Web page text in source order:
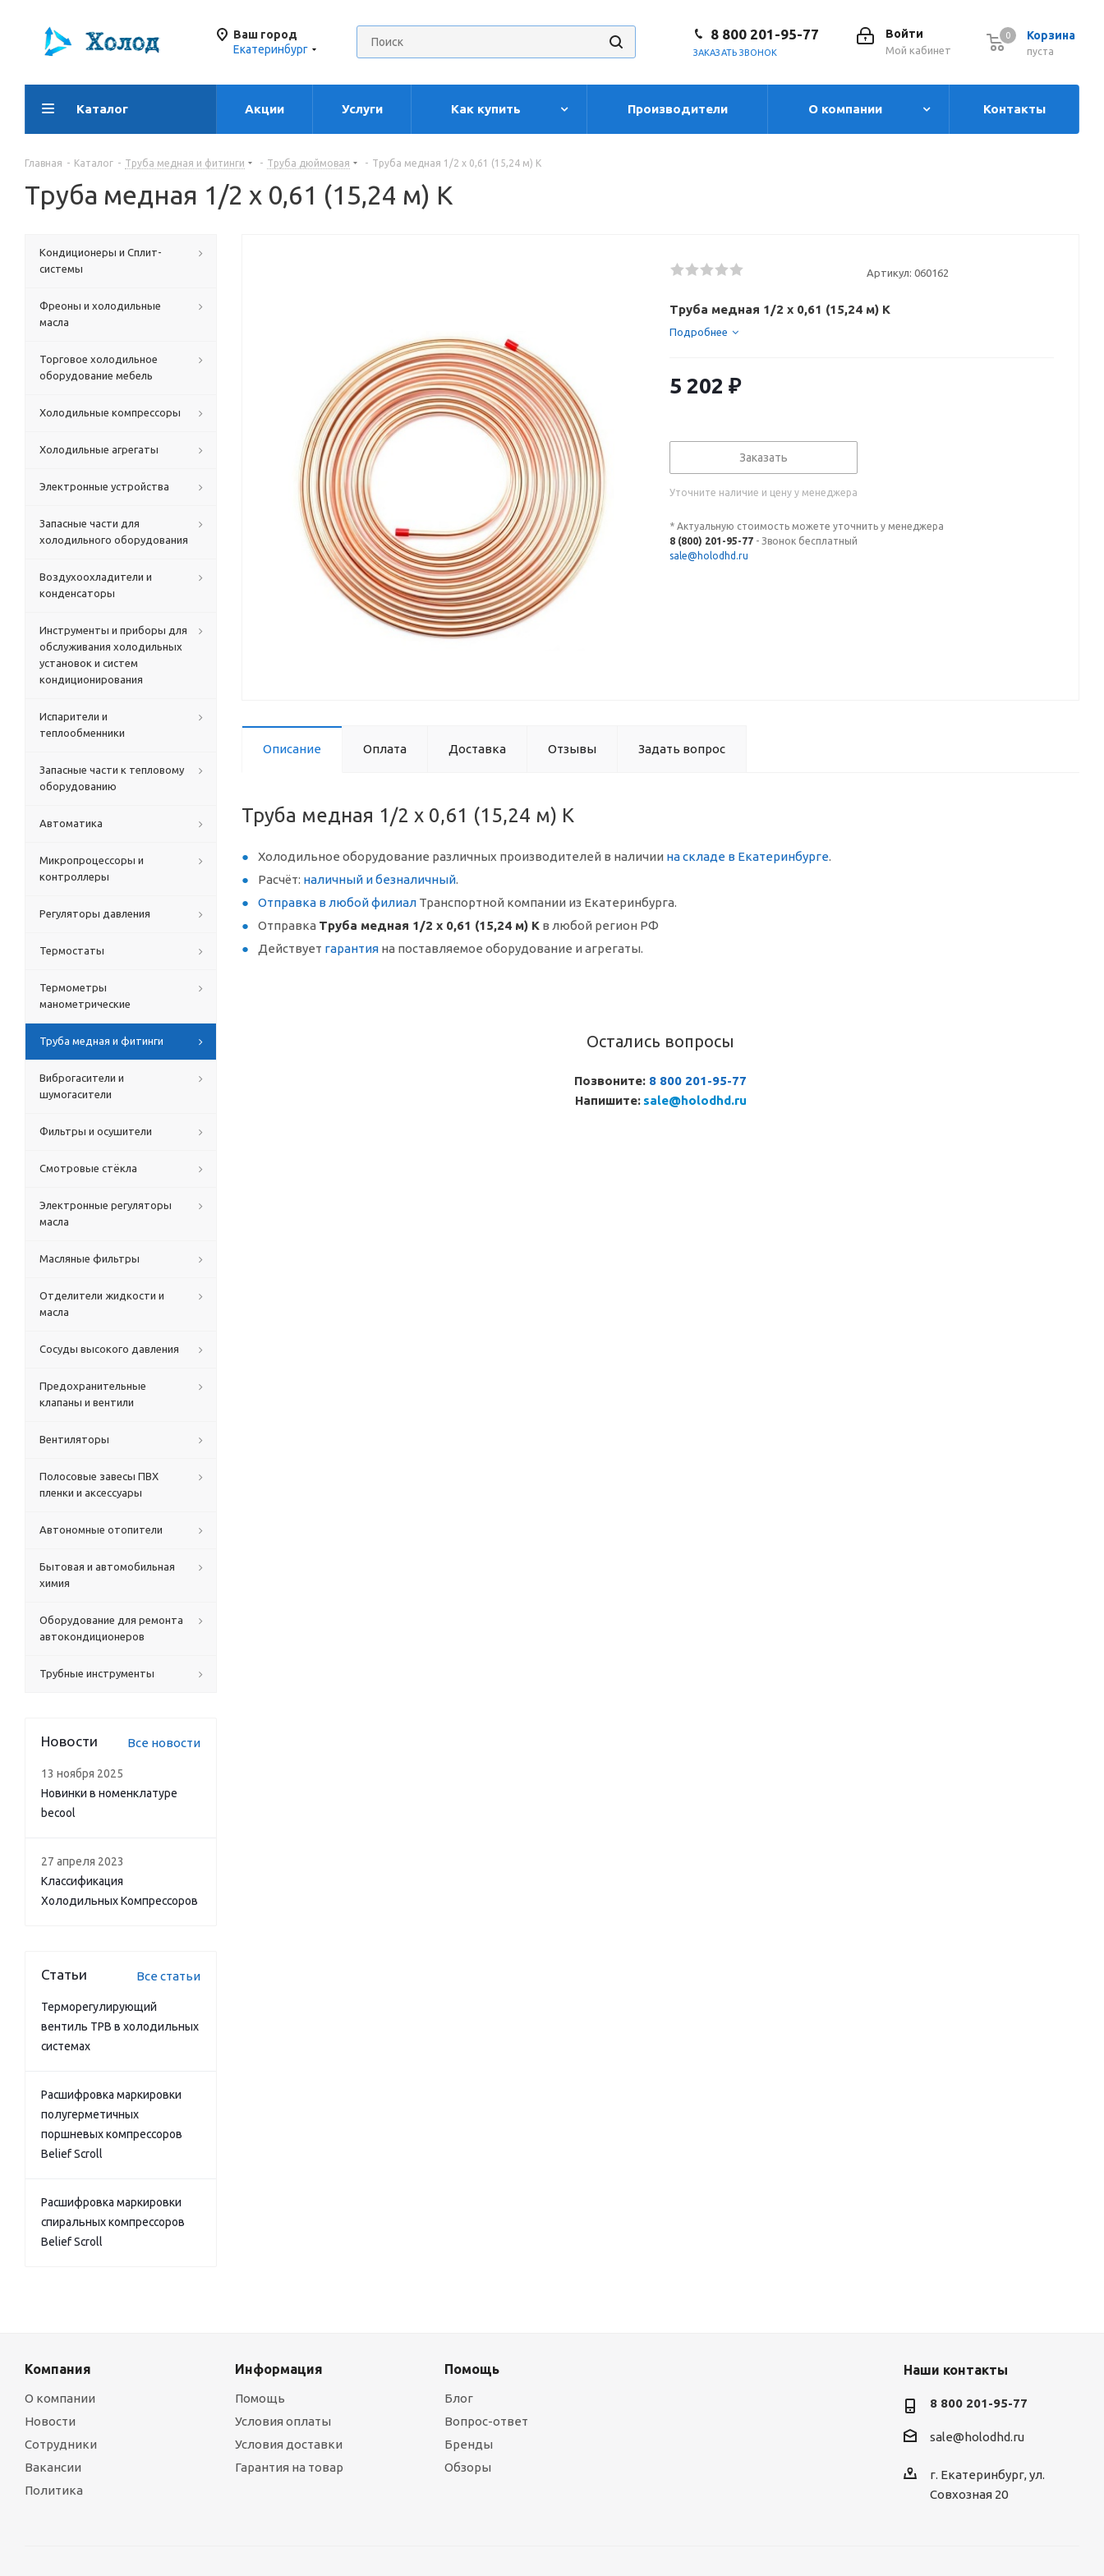
Ваш город
Екатеринбург
Корзина
0
пуста
0
Войти
Мой кабинет
8 800 201-95-77
ЗАКАЗАТЬ ЗВОНОК
Каталог Акции Услуги Как купить Производители О компании Контакты
Главная - Каталог - Труба медная и фитинги - Труба дюймовая - Труба медная 1/2 х 0,61 (15,24 м) K
Труба медная 1/2 х 0,61 (15,24 м) K
Артикул: 060162
Труба медная 1/2 х 0,61 (15,24 м) K
Подробнее
5 202 ₽
Заказать
Уточните наличие и цену у менеджера
* Актуальную стоимость можете уточнить у менеджера
8 (800) 201-95-77 - Звонок бесплатный
sale@holodhd.ru
Описание Оплата Доставка Отзывы Задать вопрос
Труба медная 1/2 х 0,61 (15,24 м) K
Холодильное оборудование различных производителей в наличии на складе в Екатеринбурге.
Расчёт: наличный и безналичный.
Отправка в любой филиал Транспортной компании из Екатеринбурга.
Отправка Труба медная 1/2 х 0,61 (15,24 м) K в любой регион РФ
Действует гарантия на поставляемое оборудование и агрегаты.
Остались вопросы
Позвоните: 8 800 201-95-77
Напишите: sale@holodhd.ru
Кондиционеры и Сплит-
системы
Фреоны и холодильные
масла
Торговое холодильное
оборудование мебель
Холодильные компрессоры
Холодильные агрегаты
Электронные устройства
Запасные части для
холодильного оборудования
Воздухоохладители и
конденсаторы
Инструменты и приборы для
обслуживания холодильных
установок и систем
кондиционирования
Испарители и
теплообменники
Запасные части к тепловому
оборудованию
Автоматика
Микропроцессоры и
контроллеры
Регуляторы давления
Термостаты
Термометры
манометрические
Труба медная и фитинги
Виброгасители и
шумогасители
Фильтры и осушители
Смотровые стёкла
Электронные регуляторы
масла
Масляные фильтры
Отделители жидкости и
масла
Сосуды высокого давления
Предохранительные
клапаны и вентили
Вентиляторы
Полосовые завесы ПВХ
пленки и аксессуары
Автономные отопители
Бытовая и автомобильная
химия
Оборудование для ремонта
автокондиционеров
Трубные инструменты
Новости Все новости
13 ноября 2025
Новинки в номенклатуре
becool
27 апреля 2023
Классификация
Холодильных Компрессоров
Статьи Все статьи
Терморегулирующий
вентиль ТРВ в холодильных
системах
Расшифровка маркировки
полугерметичных
поршневых компрессоров
Belief Scroll
Расшифровка маркировки
спиральных компрессоров
Belief Scroll
Компания
О компании
Новости
Сотрудники
Вакансии
Политика
Информация
Помощь
Условия оплаты
Условия доставки
Гарантия на товар
Помощь
Блог
Вопрос-ответ
Бренды
Обзоры
Наши контакты
8 800 201-95-77
sale@holodhd.ru
г. Екатеринбург, ул.
Совхозная 20